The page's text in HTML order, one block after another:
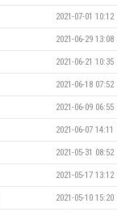
2021-07-01 10:12
2021-06-29 13:08
2021-06-21 10:35
2021-06-18 07:52
2021-06-09 06:55
2021-06-07 14:11
2021-05-31 08:52
2021-05-17 13:12
2021-05-10 15:20